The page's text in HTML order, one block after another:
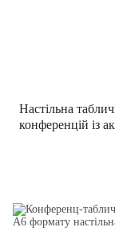
Настільна
конференцій із